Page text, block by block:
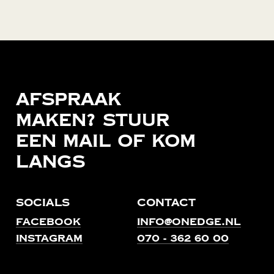
Afspraak
maken? Stuur
een mail of kom
langs
Socials
Facebook
Instagram
Contact
info@onedge.nl
070 - 362 60 00